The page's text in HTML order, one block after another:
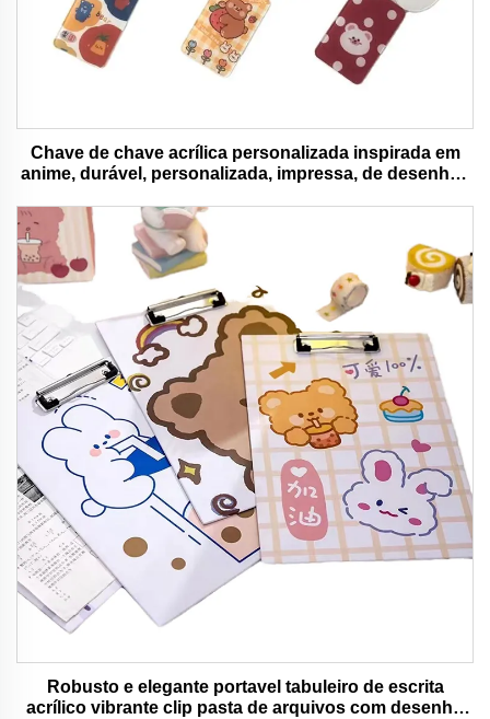
Chave de chave acrílica personalizada inspirada em
anime, durável, personalizada, impressa, de desenhos
Robusto e elegante portavel tabuleiro de escrita
acrílico vibrante clip pasta de arquivos com desenho